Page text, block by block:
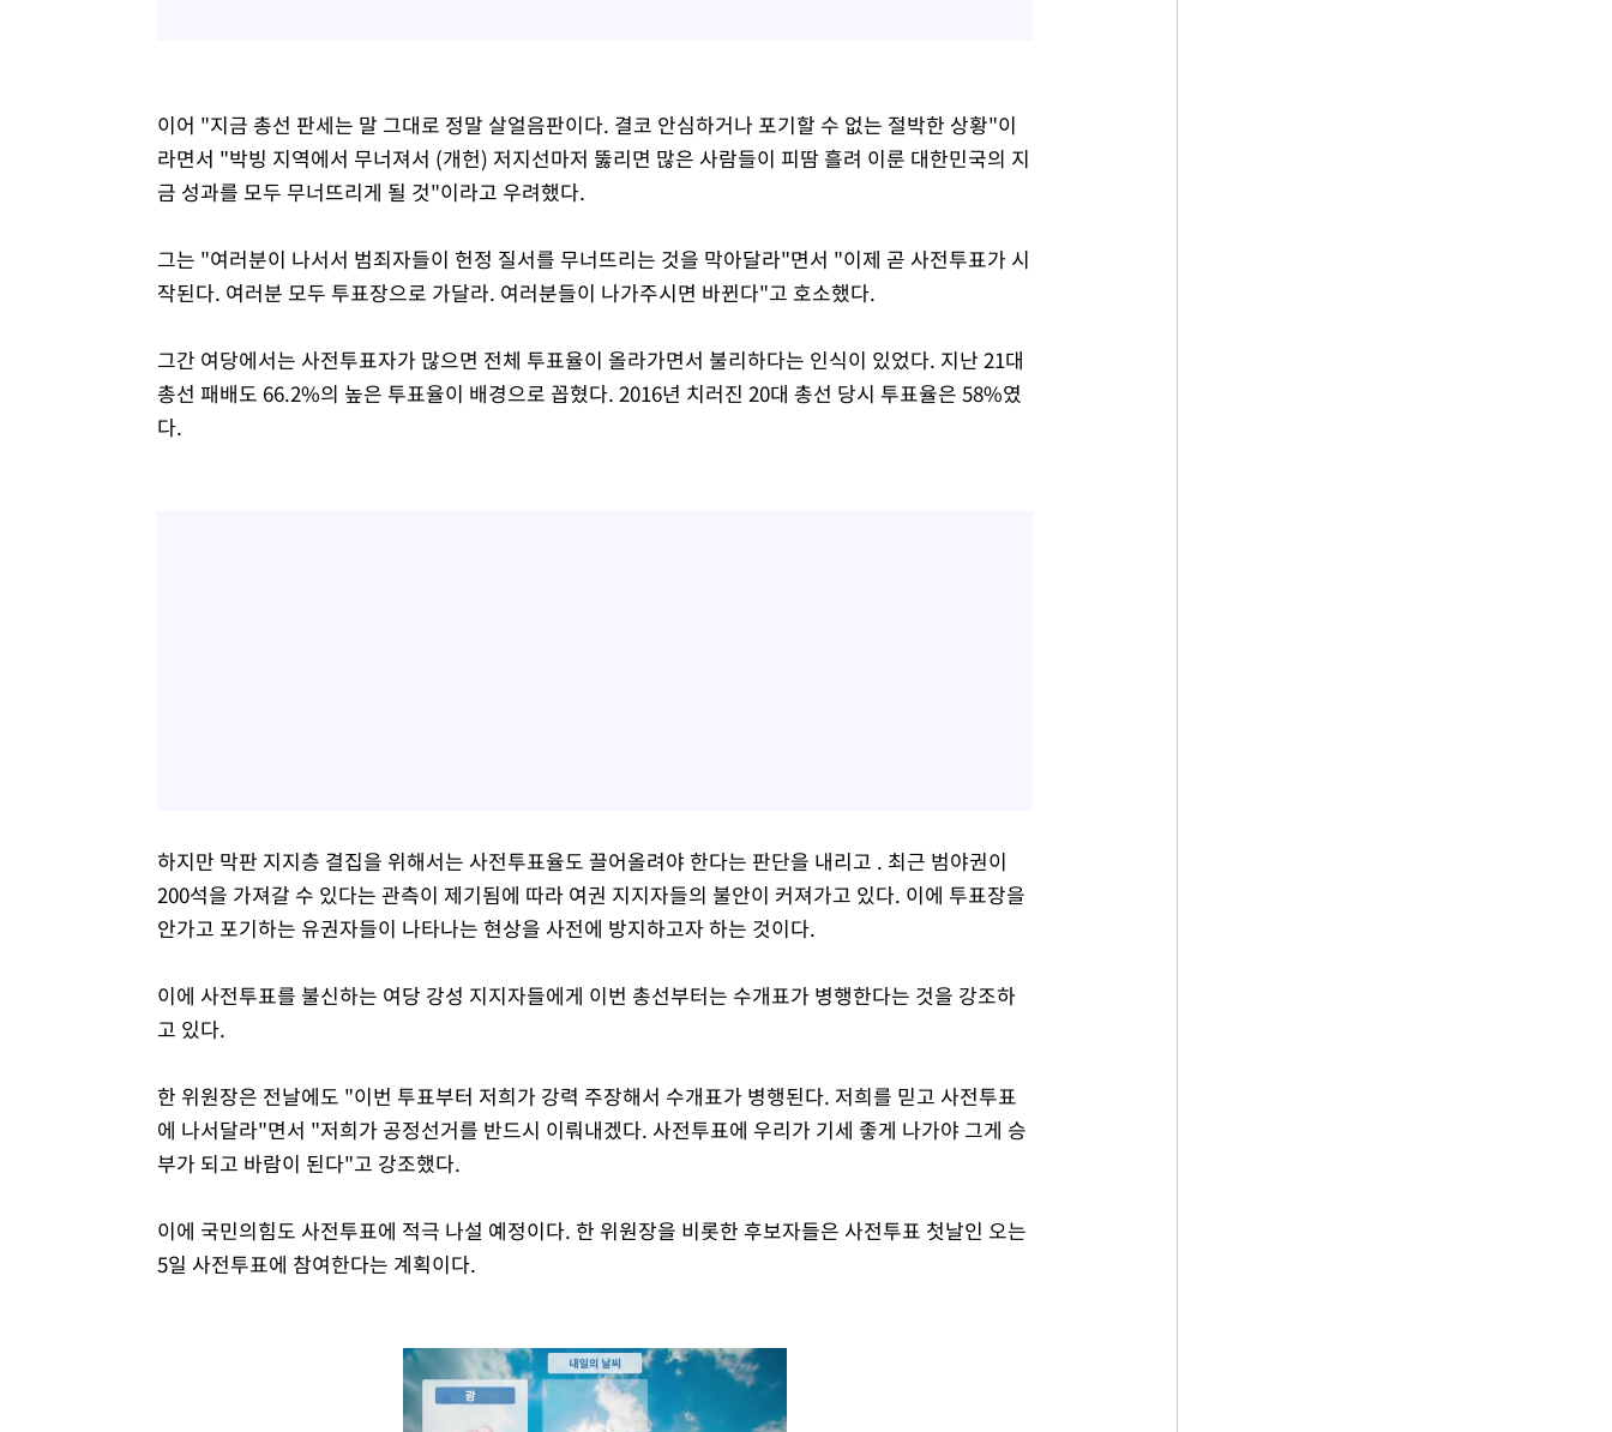
이어 "지금 총선 판세는 말 그대로 정말 살얼음판이다. 결코 안심하거나 포기할 수 없는 절박한 상황"이
라면서 "박빙 지역에서 무너져서 (개헌) 저지선마저 뚫리면 많은 사람들이 피땀 흘려 이룬 대한민국의 지
금 성과를 모두 무너뜨리게 될 것"이라고 우려했다.
그는 "여러분이 나서서 범죄자들이 헌정 질서를 무너뜨리는 것을 막아달라"면서 "이제 곧 사전투표가 시
작된다. 여러분 모두 투표장으로 가달라. 여러분들이 나가주시면 바뀐다"고 호소했다.
그간 여당에서는 사전투표자가 많으면 전체 투표율이 올라가면서 불리하다는 인식이 있었다. 지난 21대
총선 패배도 66.2%의 높은 투표율이 배경으로 꼽혔다. 2016년 치러진 20대 총선 당시 투표율은 58%였
다.
하지만 막판 지지층 결집을 위해서는 사전투표율도 끌어올려야 한다는 판단을 내리고 . 최근 범야권이
200석을 가져갈 수 있다는 관측이 제기됨에 따라 여권 지지자들의 불안이 커져가고 있다. 이에 투표장을
안가고 포기하는 유권자들이 나타나는 현상을 사전에 방지하고자 하는 것이다.
이에 사전투표를 불신하는 여당 강성 지지자들에게 이번 총선부터는 수개표가 병행한다는 것을 강조하
고 있다.
한 위원장은 전날에도 "이번 투표부터 저희가 강력 주장해서 수개표가 병행된다. 저희를 믿고 사전투표
에 나서달라"면서 "저희가 공정선거를 반드시 이뤄내겠다. 사전투표에 우리가 기세 좋게 나가야 그게 승
부가 되고 바람이 된다"고 강조했다.
이에 국민의힘도 사전투표에 적극 나설 예정이다. 한 위원장을 비롯한 후보자들은 사전투표 첫날인 오는
5일 사전투표에 참여한다는 계획이다.